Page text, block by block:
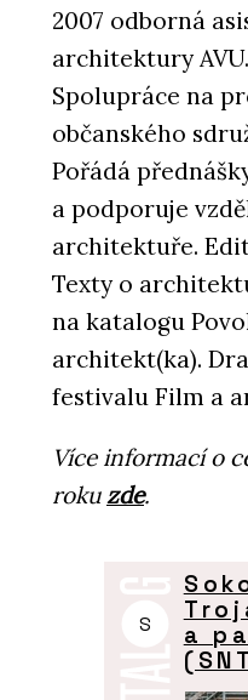
2007 odborná
architektury AVU.
Spolupráce na
občanského
Pořádá
a podporuje
architektuře.
Texty o
na katalogu
architekt(ka).
festivalu Film a
Více informací o
rokuzde.
S
a